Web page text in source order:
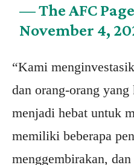
— The AFC
November 4,
“Kami
dan orang-orang
menjadi hebat untuk
memiliki beberapa
menggembirakan,